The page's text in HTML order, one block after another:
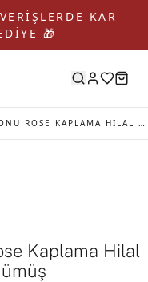
KAR
🎁
FAIRY TALES KOLEKSIYONU ROSE KAPLAMA HILAL AY VE PERI FIGÜRLÜ MINELI GÜMÜŞ
Kaplama Hilal